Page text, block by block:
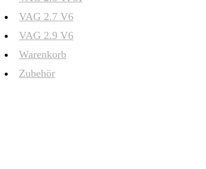
VAG 2.7 V6
VAG 2.9 V6
Warenkorb
Zubehör